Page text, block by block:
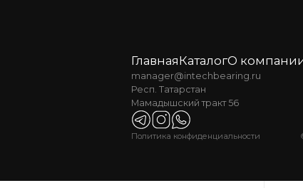
ГлавнаяКаталогО
manager@intechbearing.ru
Респ. Татарстан
Мамадышский тракт 56
Политика конфиденциальности